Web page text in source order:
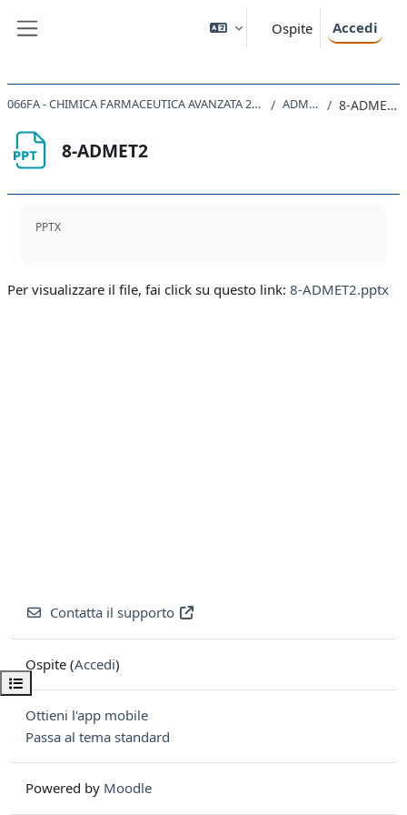
Ospite Accedi
Apri indice del corso
066FA - CHIMICA FARMACEUTICA AVANZATA 2022 ADMET 8-ADMET2
8-ADMET2
PPTX
Per visualizzare il file, fai click su questo link: 8-ADMET2.pptx
Contatta il supporto
Ospite (Accedi)
Ottieni l'app mobile
Passa al tema standard
Powered by Moodle